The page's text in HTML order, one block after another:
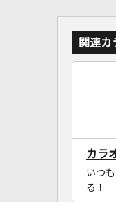
関連カ
カラ
いつ
る！